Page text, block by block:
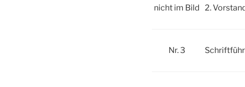
nicht im Bild 2.
Nr. 3